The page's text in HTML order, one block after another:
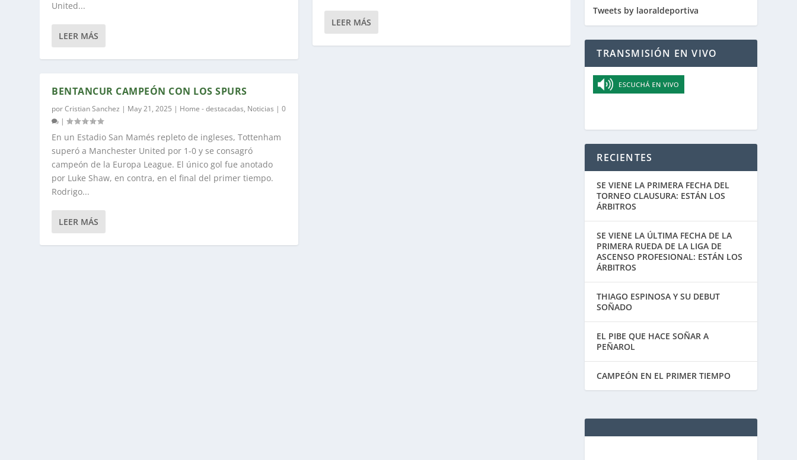
United...
LEER MÁS
BENTANCUR CAMPEÓN CON LOS SPURS
porCristian Sanchez | May 21, 2025 | Home - destacadas, Noticias |0
|
En un Estadio San Mamés repleto de ingleses, Tottenham
superó a Manchester United por 1-0 y se consagró
campeón de la Europa League. El único gol fue anotado
por Luke Shaw, en contra, en el final del primer tiempo.
Rodrigo...
LEER MÁS
LEER MÁS
Tweets by laoraldeportiva
TRANSMISIÓN EN VIVO
RECIENTES
SE VIENE LA PRIMERA FECHA DEL
TORNEO CLAUSURA: ESTÁN LOS
ÁRBITROS
SE VIENE LA ÚLTIMA FECHA DE LA
PRIMERA RUEDA DE LA LIGA DE
ASCENSO PROFESIONAL: ESTÁN LOS
ÁRBITROS
THIAGO ESPINOSA Y SU DEBUT
SOÑADO
EL PIBE QUE HACE SOÑAR A
PEÑAROL
CAMPEÓN EN EL PRIMER TIEMPO